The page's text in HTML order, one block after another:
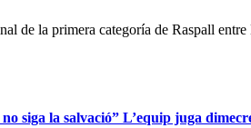
de la primera categoría de Raspall entre
siga la salvació” L’equip juga